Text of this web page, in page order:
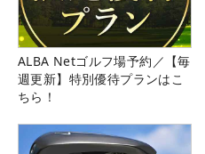
ALBA Netゴルフ場予約／【毎
週更新】特別優待プランはこ
ちら！